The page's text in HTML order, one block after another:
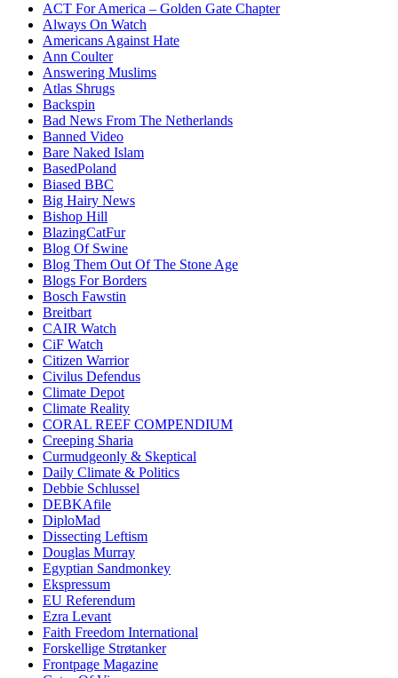
ACT For America – Golden Gate Chapter
Always On Watch
Americans Against Hate
Ann Coulter
Answering Muslims
Atlas Shrugs
Backspin
Bad News From The Netherlands
Banned Video
Bare Naked Islam
BasedPoland
Biased BBC
Big Hairy News
Bishop Hill
BlazingCatFur
Blog Of Swine
Blog Them Out Of The Stone Age
Blogs For Borders
Bosch Fawstin
Breitbart
CAIR Watch
CiF Watch
Citizen Warrior
Civilus Defendus
Climate Depot
Climate Reality
CORAL REEF COMPENDIUM
Creeping Sharia
Curmudgeonly & Skeptical
Daily Climate & Politics
Debbie Schlussel
DEBKAfile
DiploMad
Dissecting Leftism
Douglas Murray
Egyptian Sandmonkey
Ekspressum
EU Referendum
Ezra Levant
Faith Freedom International
Forskellige Strøtanker
Frontpage Magazine